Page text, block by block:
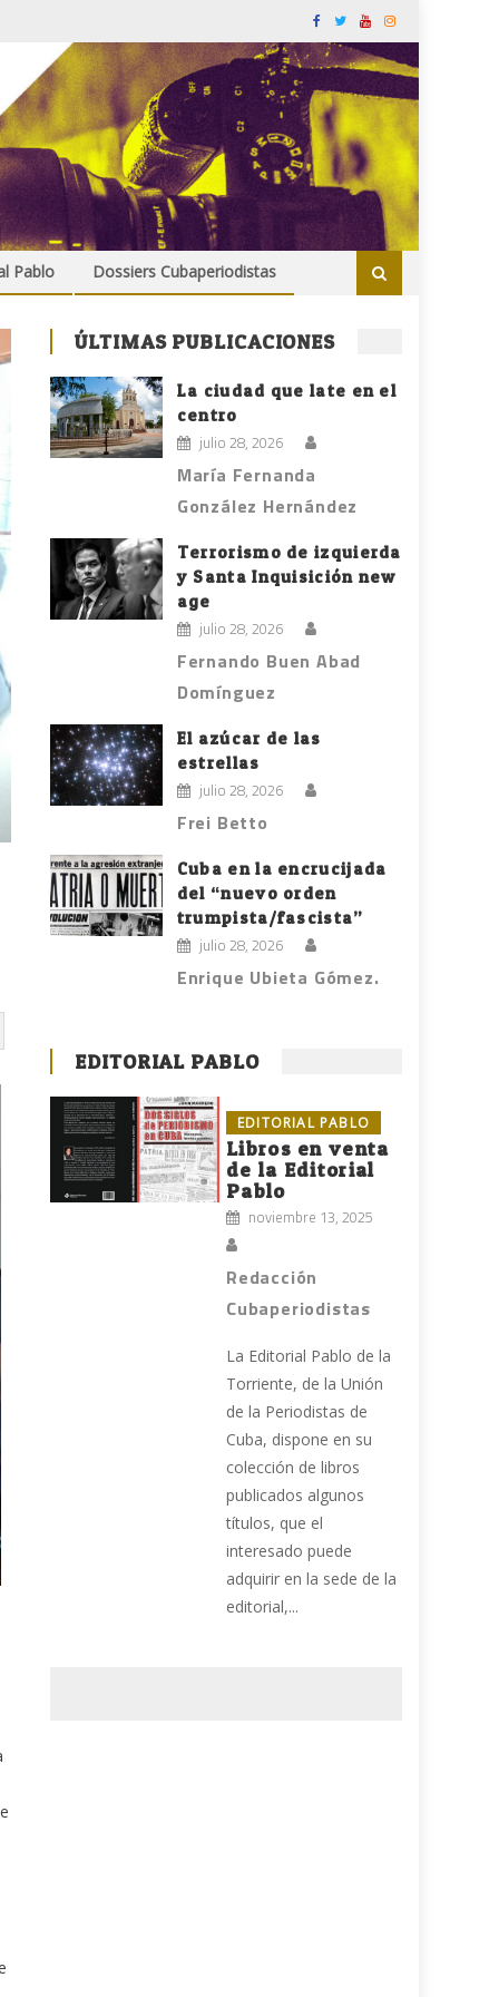
Pablo Dossiers Cubaperiodistas
ÚLTIMAS PUBLICACIONES
La ciudad que late en el
centro
julio 28, 2026
María Fernanda
González Hernández
Terrorismo de izquierda
y Santa Inquisición new
age
julio 28, 2026
Fernando Buen Abad
Domínguez
El azúcar de las
estrellas
julio 28, 2026
Frei Betto
Cuba en la encrucijada
del “nuevo orden
trumpista/fascista”
julio 28, 2026
Enrique Ubieta Gómez.
EDITORIAL PABLO
EDITORIAL PABLO
Libros en venta
de la Editorial
Pablo
noviembre 13, 2025
Redacción
Cubaperiodistas
La Editorial Pablo de la
Torriente, de la Unión
de la Periodistas de
Cuba, dispone en su
colección de libros
publicados algunos
títulos, que el
interesado puede
adquirir en la sede de la
editorial,...